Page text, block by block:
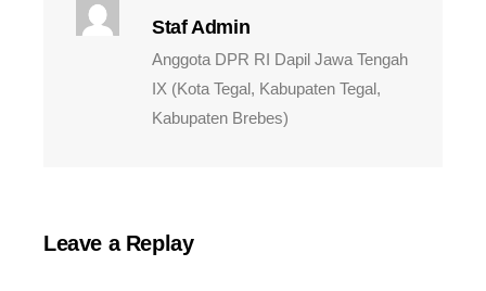
Staf Admin
Anggota DPR RI Dapil Jawa Tengah
IX (Kota Tegal, Kabupaten Tegal,
Kabupaten Brebes)
Leave a Replay